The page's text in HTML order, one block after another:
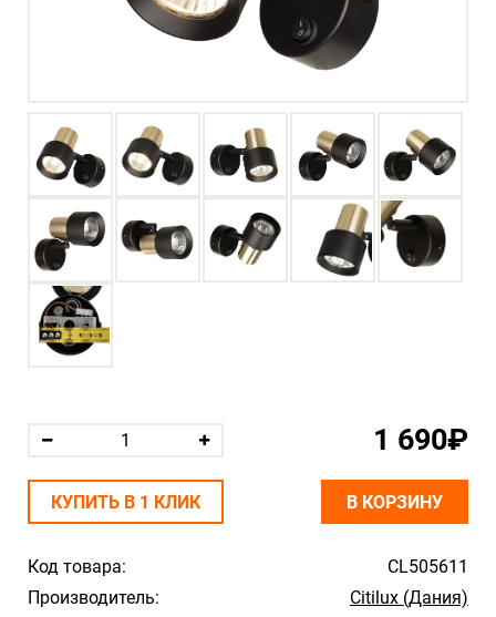
Код товара:
CL505611
Производитель:
Citilux (Дания)
1 690₽
КУПИТЬ В 1 КЛИК В КОРЗИНУ